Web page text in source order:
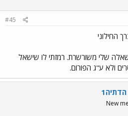
#45
החילוני
שלי משורשרת. רמזתי לו שישאל
ולא ע"ג הפורום.
New